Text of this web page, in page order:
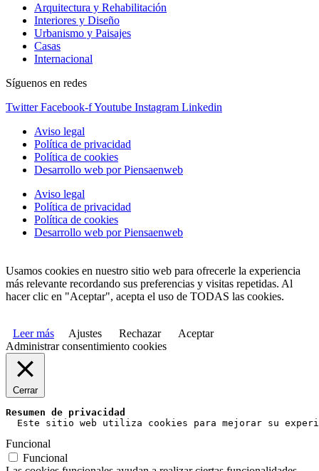
Arquitectura y Rehabilitación
Interiores y Diseño
Urbanismo y Paisajes
Casas
Internacional
Síguenos en redes
Twitter Facebook-fYoutube Instagram Linkedin
Aviso legal
Política de privacidad
Política de cookies
Desarrollo web por Piensaenweb
Aviso legal
Política de privacidad
Política de cookies
Desarrollo web por Piensaenweb
Usamos cookies en nuestro sitio web para ofrecerle la experiencia
más relevante recordando sus preferencias y visitas repetidas. Al
hacer clic en "Aceptar", acepta el uso de TODAS las cookies.
Leer más Ajustes Rechazar
Aceptar
Administrar consentimiento cookies
Cerrar
Resumen de privacidad
Este sitio web utiliza cookies para mejorar su
Funcional
Funcional